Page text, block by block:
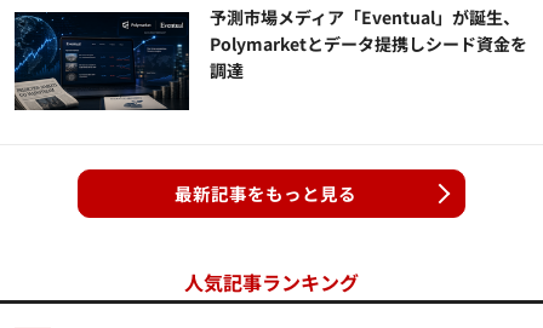
予測市場メディア「Eventual」が誕生、
Polymarketとデータ提携しシード資金を
調達
最新記事をもっと見る
人気記事ランキング